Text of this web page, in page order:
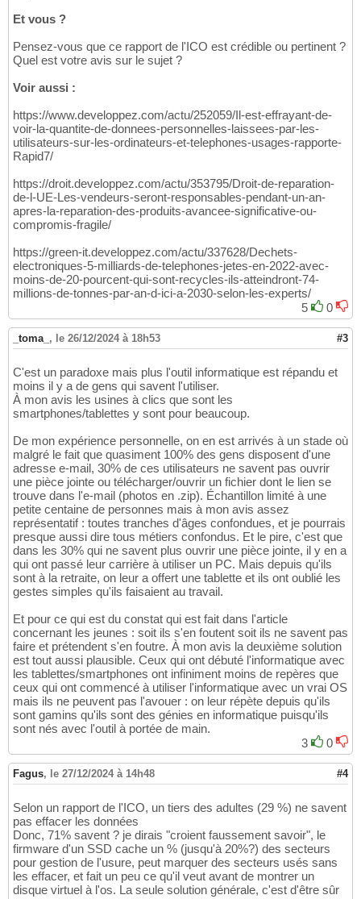
Et vous ?
Pensez-vous que ce rapport de l'ICO est crédible ou pertinent ?
Quel est votre avis sur le sujet ?
Voir aussi :
https://www.developpez.com/actu/252059/Il-est-effrayant-de-
voir-la-quantite-de-donnees-personnelles-laissees-par-les-
utilisateurs-sur-les-ordinateurs-et-telephones-usages-rapporte-
Rapid7/
https://droit.developpez.com/actu/353795/Droit-de-reparation-
de-l-UE-Les-vendeurs-seront-responsables-pendant-un-an-
apres-la-reparation-des-produits-avancee-significative-ou-
compromis-fragile/
https://green-it.developpez.com/actu/337628/Dechets-
electroniques-5-milliards-de-telephones-jetes-en-2022-avec-
moins-de-20-pourcent-qui-sont-recycles-ils-atteindront-74-
millions-de-tonnes-par-an-d-ici-a-2030-selon-les-experts/
5
0
_toma_ , le 26/12/2024 à 18h53 #3
C'est un paradoxe mais plus l'outil informatique est répandu et
moins il y a de gens qui savent l'utiliser.
À mon avis les usines à clics que sont les
smartphones/tablettes y sont pour beaucoup.
De mon expérience personnelle, on en est arrivés à un stade où
malgré le fait que quasiment 100% des gens disposent d'une
adresse e-mail, 30% de ces utilisateurs ne savent pas ouvrir
une pièce jointe ou télécharger/ouvrir un fichier dont le lien se
trouve dans l'e-mail (photos en .zip). Échantillon limité à une
petite centaine de personnes mais à mon avis assez
représentatif : toutes tranches d'âges confondues, et je pourrais
presque aussi dire tous métiers confondus. Et le pire, c'est que
dans les 30% qui ne savent plus ouvrir une pièce jointe, il y en a
qui ont passé leur carrière à utiliser un PC. Mais depuis qu'ils
sont à la retraite, on leur a offert une tablette et ils ont oublié les
gestes simples qu'ils faisaient au travail.
Et pour ce qui est du constat qui est fait dans l'article
concernant les jeunes : soit ils s'en foutent soit ils ne savent pas
faire et prétendent s'en foutre. À mon avis la deuxième solution
est tout aussi plausible. Ceux qui ont débuté l'informatique avec
les tablettes/smartphones ont infiniment moins de repères que
ceux qui ont commencé à utiliser l'informatique avec un vrai OS
mais ils ne peuvent pas l'avouer : on leur répète depuis qu'ils
sont gamins qu'ils sont des génies en informatique puisqu'ils
sont nés avec l'outil à portée de main.
3
0
Fagus, le 27/12/2024 à 14h48 #4
Selon un rapport de l'ICO, un tiers des adultes (29 %) ne savent
pas effacer les données
Donc, 71% savent ? je dirais "croient faussement savoir", le
firmware d'un SSD cache un % (jusqu'à 20%?) des secteurs
pour gestion de l'usure, peut marquer des secteurs usés sans
les effacer, et fait un peu ce qu'il veut avant de montrer un
disque virtuel à l'os. La seule solution générale, c'est d'être sûr